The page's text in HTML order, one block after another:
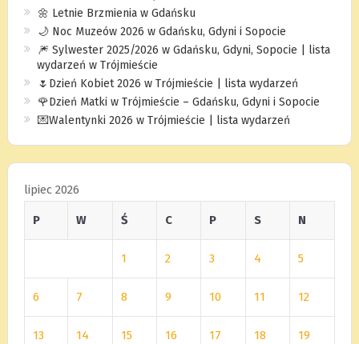
🌼 Letnie Brzmienia w Gdańsku
🌙 Noc Muzeów 2026 w Gdańsku, Gdyni i Sopocie
🎆 Sylwester 2025/2026 w Gdańsku, Gdyni, Sopocie | lista
wydarzeń w Trójmieście
🌷Dzień Kobiet 2026 w Trójmieście | lista wydarzeń
🌹Dzień Matki w Trójmieście – Gdańsku, Gdyni i Sopocie
💌Walentynki 2026 w Trójmieście | lista wydarzeń
lipiec 2026
P W Ś C P S N
1 2 3 4 5
6 7 8 9 10 11 12
13 14 15 16 17 18 19